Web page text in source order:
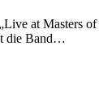
at Masters of
die Band…